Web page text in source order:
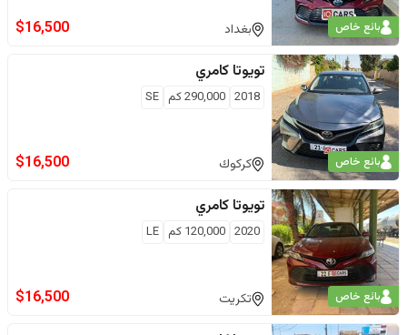
بائع خاص بغداد $16,500
بائع خاص
تويوتا كامري
2018
290,000كم SE
كركوك $16,500
بائع خاص
تويوتا كامري
2020
120,000 كم LE
تكريت $16,500